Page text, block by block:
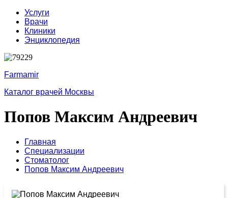
Услуги
Врачи
Клиники
Энциклопедия
Farmamir
Каталог врачей Москвы
Попов Максим Андреевич
Главная
Специализации
Стоматолог
Попов Максим Андреевич